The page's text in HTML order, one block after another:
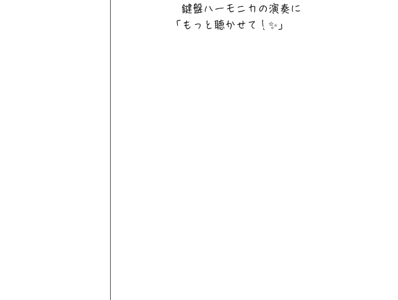
鍵盤ハーモニカの演奏に
「もっと聴かせて！✨」